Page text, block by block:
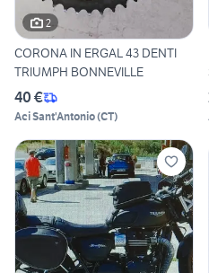
2
CORONA IN ERGAL 43 DENTI
TRIUMPH BONNEVILLE
40 €
Aci Sant'Antonio(CT)